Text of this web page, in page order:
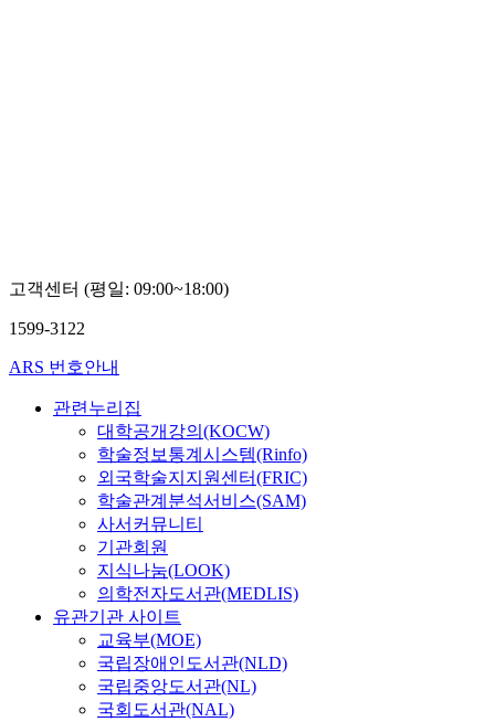
고객센터 (평일: 09:00~18:00)
1599-3122
ARS 번호안내
관련누리집
대학공개강의(KOCW)
학술정보통계시스템(Rinfo)
외국학술지지원센터(FRIC)
학술관계분석서비스(SAM)
사서커뮤니티
기관회원
지식나눔(LOOK)
의학전자도서관(MEDLIS)
유관기관 사이트
교육부(MOE)
국립장애인도서관(NLD)
국립중앙도서관(NL)
국회도서관(NAL)